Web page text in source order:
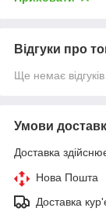
Відгуки про
Ще немає
Умови
Доставка
Нова Пошта
Доставка